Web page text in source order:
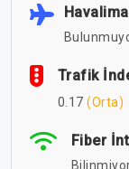
Trafik
0.17 (Orta)
Fiber